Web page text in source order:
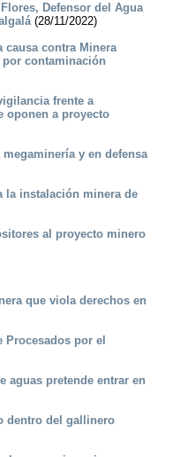
Defensor del Agua
(28/11/2022)
contra Minera
contaminación
frente a
oponen a proyecto
y en defensa
la instalación minera de
al proyecto minero
que viola derechos en
Procesados por el
aguas pretende entrar en
dentro del gallinero